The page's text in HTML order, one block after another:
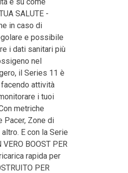
SALUTE -
in caso di
e possibile
i dati sanitari più
nel
il Series 11 è
attività
i tuoi
metriche
Pacer, Zone di
E con la Serie
BOOST PER
rapida per
PER